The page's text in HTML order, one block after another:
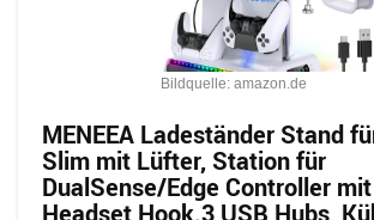
Bildquelle: amazon.de
MENEEA Ladeständer Stand
Slim mit Lüfter, Station für
DualSense/Edge Controller
Headset Hook.3 USB Hubs,